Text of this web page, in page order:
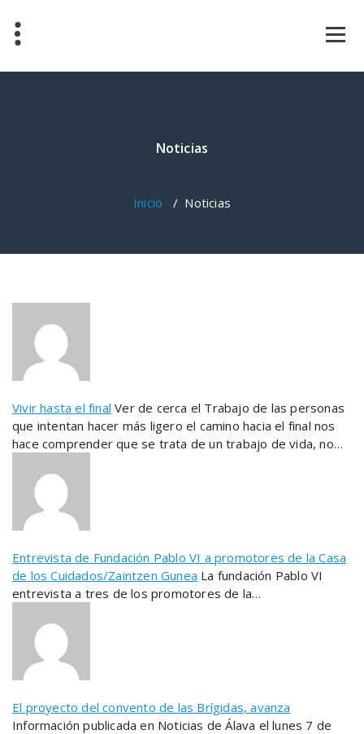
contenido
Noticias
Inicio / Noticias
Vivir hasta el final Ver de cerca el Trabajo de las personas
que intentan hacer más ligero el camino hacia el final nos
hace comprender que se trata de un trabajo de vida, no…
Entrevista de Fundación Pablo VI a promotores de la Casa
de los Cuidados/Zaintzen Gunea La fundación Pablo VI
entrevista a tres de los promotores de la…
El proyecto del convento de las Brígidas, avanza
Información publicada en Noticias de Álava el lunes 7 de